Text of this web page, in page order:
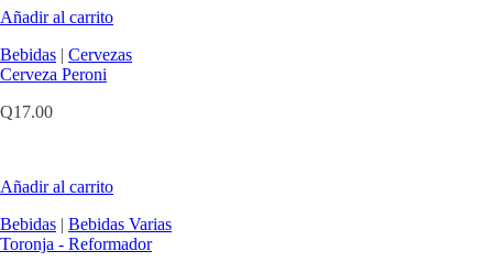
Añadir al carrito
Bebidas | Cervezas
Cerveza Peroni
Q17.00
Añadir al carrito
Bebidas | Bebidas Varias
Toronja - Reformador